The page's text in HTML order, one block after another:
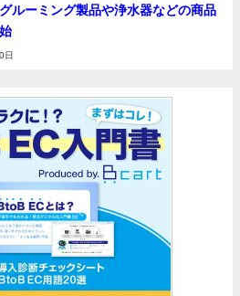
ルーミング製品や浄水器などの商品
日